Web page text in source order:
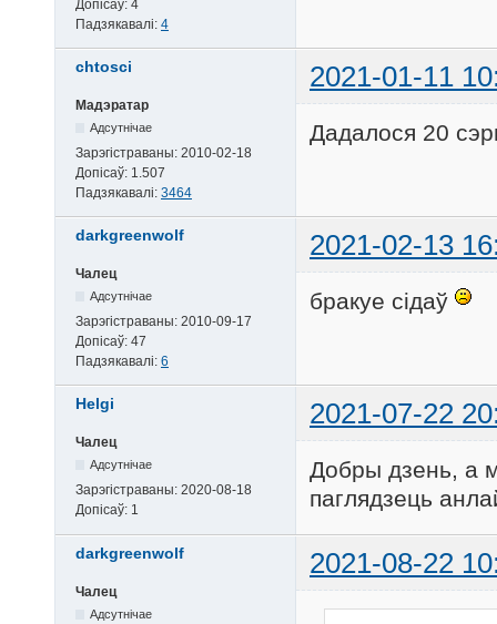
Допісаў: 4
Падзякавалі: 4
chtosci 2021-01-11
Мадэратар
Адсутнічае
Зарэгістраваны: 2010-02-18
Допісаў: 1.507
Падзякавалі: 3464
Дадалося 20
darkgreenwolf 2021-02-13
Чалец
Адсутнічае
Зарэгістраваны: 2010-09-17
Допісаў: 47
Падзякавалі: 6
бракуе сідаў
Helgi 2021-07-22
Чалец
Адсутнічае
Зарэгістраваны: 2020-08-18
Допісаў: 1
Добры дзень, а
паглядзець
darkgreenwolf 2021-08-22
Чалец
Адсутнічае